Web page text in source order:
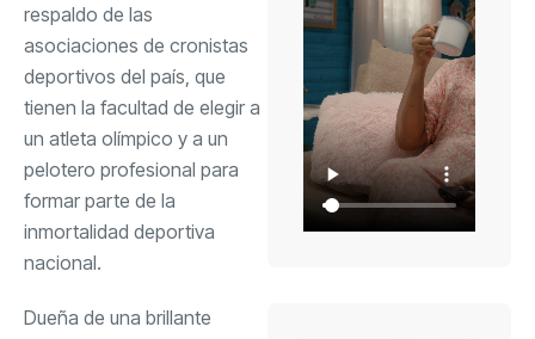
respaldo de las
asociaciones de cronistas
deportivos del país, que
tienen la facultad de elegir a
un atleta olímpico y a un
pelotero profesional para
formar parte de la
inmortalidad deportiva
nacional.
Dueña de una brillante